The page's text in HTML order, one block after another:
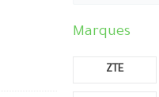
Marques
ZTE